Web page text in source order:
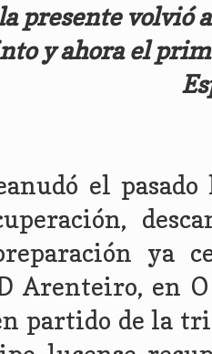
presente volvió
y ahora el
el
ya
Arenteiro, en
partido de la